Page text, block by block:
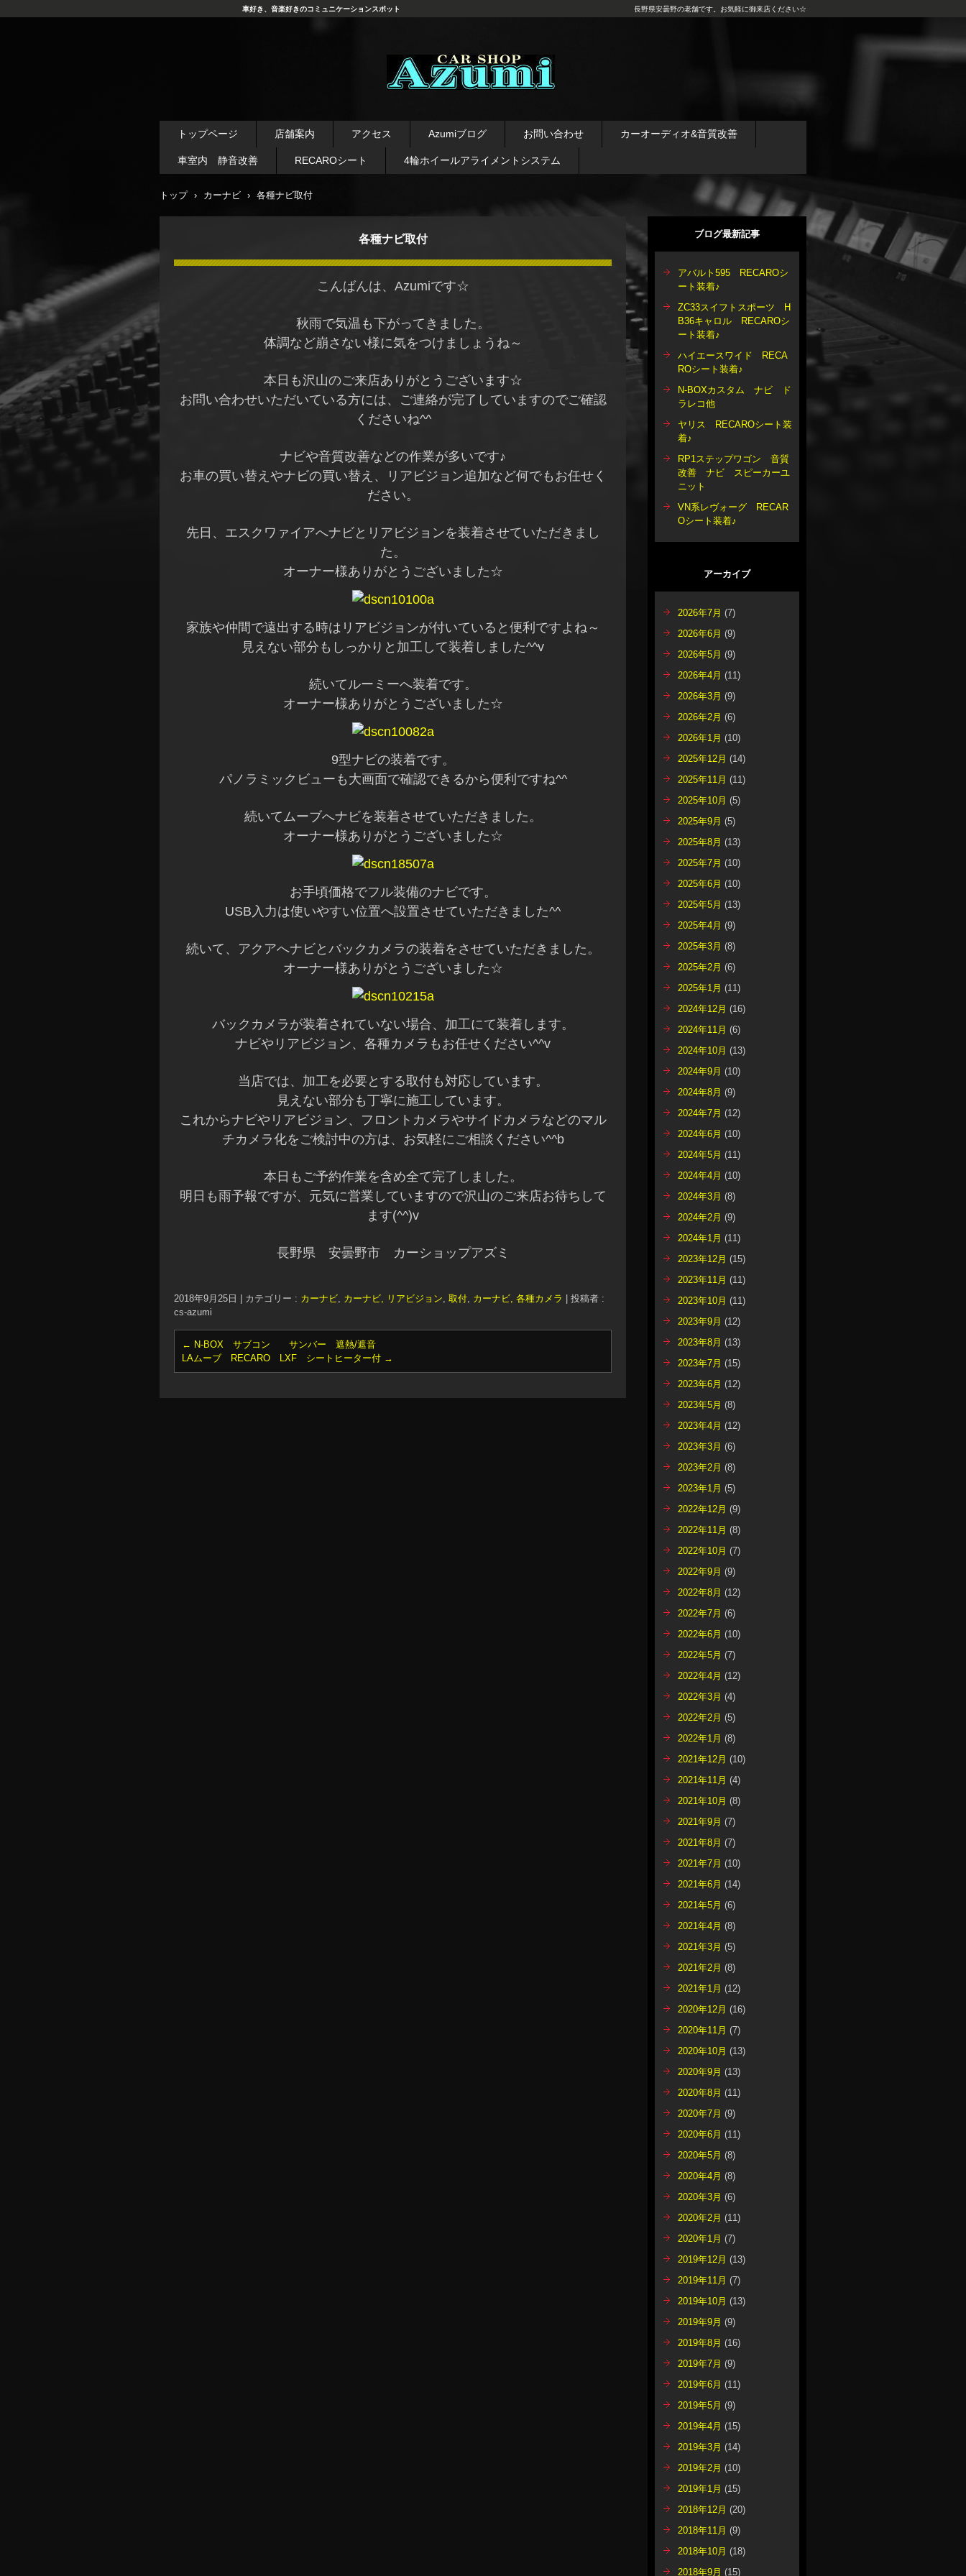
イール デッドニング カーオ
ーディオ レカロシート
車好き、音楽好きのコミュニケーションスポット 長野県安曇野の老舗です。お気軽に御来店ください☆
トップページ 店舗案内 アクセス Azumiブログ お問い合わせ カーオーディオ&音質改善
車室内 静音改善 RECAROシート 4輪ホイールアライメントシステム
トップ › カーナビ › 各種ナビ取付
各種ナビ取付
こんばんは、Azumiです☆
秋雨で気温も下がってきました。
体調など崩さない様に気をつけましょうね～
本日も沢山のご来店ありがとうございます☆
お問い合わせいただいている方には、ご連絡が完了していますのでご確認
くださいね^^
ナビや音質改善などの作業が多いです♪
お車の買い替えやナビの買い替え、リアビジョン追加など何でもお任せく
ださい。
先日、エスクワァイアへナビとリアビジョンを装着させていただきまし
た。
オーナー様ありがとうございました☆
家族や仲間で遠出する時はリアビジョンが付いていると便利ですよね～
見えない部分もしっかりと加工して装着しました^^v
続いてルーミーへ装着です。
オーナー様ありがとうございました☆
9型ナビの装着です。
パノラミックビューも大画面で確認できるから便利ですね^^
続いてムーブへナビを装着させていただきました。
オーナー様ありがとうございました☆
お手頃価格でフル装備のナビです。
USB入力は使いやすい位置へ設置させていただきました^^
続いて、アクアへナビとバックカメラの装着をさせていただきました。
オーナー様ありがとうございました☆
バックカメラが装着されていない場合、加工にて装着します。
ナビやリアビジョン、各種カメラもお任せください^^v
当店では、加工を必要とする取付も対応しています。
見えない部分も丁寧に施工しています。
これからナビやリアビジョン、フロントカメラやサイドカメラなどのマル
チカメラ化をご検討中の方は、お気軽にご相談ください^^b
本日もご予約作業を含め全て完了しました。
明日も雨予報ですが、元気に営業していますので沢山のご来店お待ちして
ます(^^)v
長野県 安曇野市 カーショップアズミ
2018年9月25日 カテゴリー : カーナビ, カーナビ, リアビジョン, 取付, カーナビ, 各種カメラ
投稿者 :
cs-azumi
← N-BOX サブコン サンバー 遮熱/遮音
LAムーブ RECARO LXF シートヒーター付 →
ブログ最新記事
アバルト595 RECAROシ
ート装着♪
ZC33スイフトスポーツ H
B36キャロル RECAROシ
ート装着♪
ハイエースワイド RECA
ROシート装着♪
N-BOXカスタム ナビ ド
ラレコ他
ヤリス RECAROシート装
着♪
RP1ステップワゴン 音質
改善 ナビ スピーカーユ
ニット
VN系レヴォーグ RECAR
Oシート装着♪
アーカイブ
2026年7月 (7)
2026年6月 (9)
2026年5月 (9)
2026年4月 (11)
2026年3月 (9)
2026年2月 (6)
2026年1月 (10)
2025年12月 (14)
2025年11月 (11)
2025年10月 (5)
2025年9月 (5)
2025年8月 (13)
2025年7月 (10)
2025年6月 (10)
2025年5月 (13)
2025年4月 (9)
2025年3月 (8)
2025年2月 (6)
2025年1月 (11)
2024年12月 (16)
2024年11月 (6)
2024年10月 (13)
2024年9月 (10)
2024年8月 (9)
2024年7月 (12)
2024年6月 (10)
2024年5月 (11)
2024年4月 (10)
2024年3月 (8)
2024年2月 (9)
2024年1月 (11)
2023年12月 (15)
2023年11月 (11)
2023年10月 (11)
2023年9月 (12)
2023年8月 (13)
2023年7月 (15)
2023年6月 (12)
2023年5月 (8)
2023年4月 (12)
2023年3月 (6)
2023年2月 (8)
2023年1月 (5)
2022年12月 (9)
2022年11月 (8)
2022年10月 (7)
2022年9月 (9)
2022年8月 (12)
2022年7月 (6)
2022年6月 (10)
2022年5月 (7)
2022年4月 (12)
2022年3月 (4)
2022年2月 (5)
2022年1月 (8)
2021年12月 (10)
2021年11月 (4)
2021年10月 (8)
2021年9月 (7)
2021年8月 (7)
2021年7月 (10)
2021年6月 (14)
2021年5月 (6)
2021年4月 (8)
2021年3月 (5)
2021年2月 (8)
2021年1月 (12)
2020年12月 (16)
2020年11月 (7)
2020年10月 (13)
2020年9月 (13)
2020年8月 (11)
2020年7月 (9)
2020年6月 (11)
2020年5月 (8)
2020年4月 (8)
2020年3月 (6)
2020年2月 (11)
2020年1月 (7)
2019年12月 (13)
2019年11月 (7)
2019年10月 (13)
2019年9月 (9)
2019年8月 (16)
2019年7月 (9)
2019年6月 (11)
2019年5月 (9)
2019年4月 (15)
2019年3月 (14)
2019年2月 (10)
2019年1月 (15)
2018年12月 (20)
2018年11月 (9)
2018年10月 (18)
2018年9月 (15)